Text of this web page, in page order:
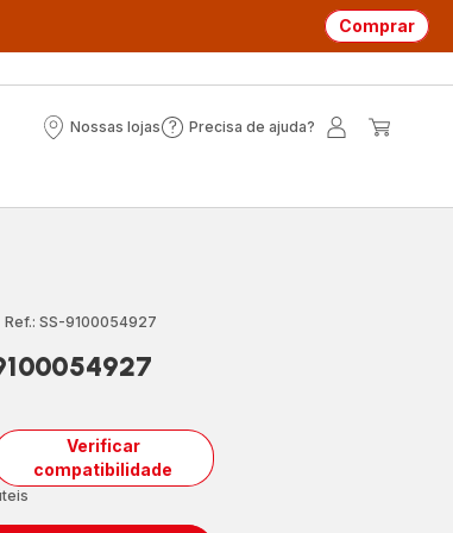
Comprar
Nossas lojas
Nossas
Precisa de ajuda?
Precisa
Ref.: SS-9100054927
Verificar
compatibilidade